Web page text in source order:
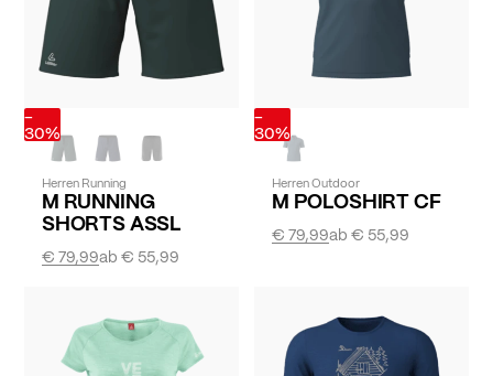
-
30%
Herren Running
M RUNNING
SHORTS ASSL
ab€ 55,99
€ 79,99
-
30%
Herren Outdoor
M POLOSHIRT CF
ab€ 55,99
€ 79,99